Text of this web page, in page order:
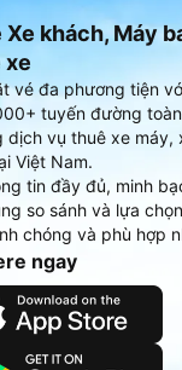
khách, Máy
xe
vé đa phương tiện
tuyến đường
dịch vụ thuê xe máy,
Việt Nam.
tin đầy đủ, minh
so sánh và lựa
chóng và phù hợp
ngay